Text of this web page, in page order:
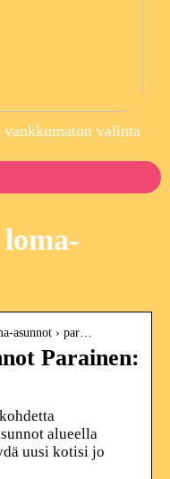
vankkumaton valinta
asunnot › par…
Parainen:
alueella
uusi kotisi jo